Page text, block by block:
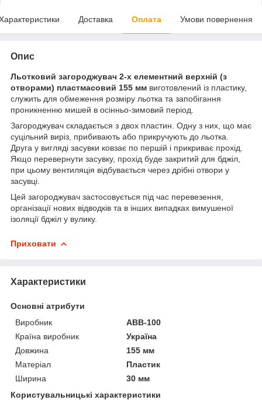
Доставка Оплата Умови повернення
Опис
Льотковий загороджувач 2-х елементний верхній (з
отворами) пластмасовий 155 мм виготовлений із пластику,
служить для обмеження розміру льотка та запобігання
проникненню мишей в осінньо-зимовий період.
Загороджувач складається з двох пластин. Одну з них, що має
суцільний виріз, прибивають або прикручують до льотка.
Друга у вигляді засувки ковзає по першій і прикриває прохід.
Якщо перевернути засувку, прохід буде закритий для бджіл,
при цьому вентиляція відбувається через дрібні отвори у
засувці.
Цей загороджувач застосовується під час перевезення,
організації нових відводків та в інших випадках вимушеної
ізоляції бджіл у вулику.
Приховати
Характеристики
Основні атрибути
Виробник
АВВ-100
Країна виробник
Україна
Довжина
155 мм
Матеріал
Пластик
Ширина
30 мм
Користувальницькі характеристики